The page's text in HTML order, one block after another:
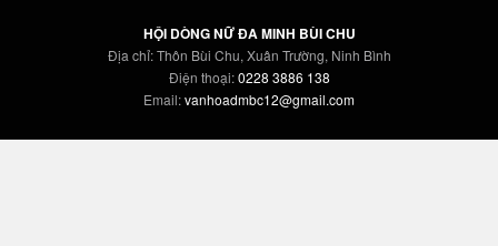
HỘI DÒNG NỮ ĐA MINH BÙI CHU
Địa chỉ: Thôn Bùi Chu, Xuân Trường, Ninh Bình
Điện thoại:0228 3886 138
Email:vanhoadmbc12@gmail.com